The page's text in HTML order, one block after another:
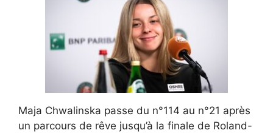
Maja Chwalinska passe du n°114 au n°21 après
un parcours de rêve jusqu’à la finale de Roland-